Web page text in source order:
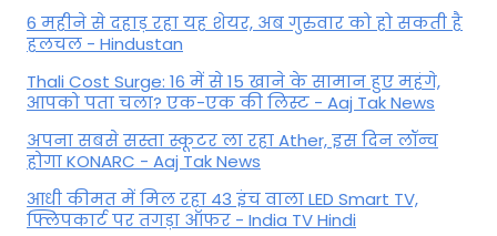
6 महीने से दहाड़ रहा यह शेयर, अब गुरुवार को हो सकती है
हलचल - Hindustan
Thali Cost Surge: 16 में से 15 खाने के सामान हुए महंगे,
आपको पता चला? एक-एक की लिस्ट - Aaj Tak News
अपना सबसे सस्ता स्कूटर ला रहा Ather, इस दिन लॉन्च
होगा KONARC - Aaj Tak News
आधी कीमत में मिल रहा 43 इंच वाला LED Smart TV,
फ्लिपकार्ट पर तगड़ा ऑफर - India TV Hindi